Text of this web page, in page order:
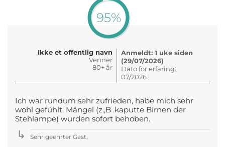
95%
Ikke et offentlig navn
Venner
80+ år
Anmeldt: 1 uke siden
(29/07/2026)
Dato for erfaring:
07/2026
Ich war rundum sehr zufrieden, habe mich sehr
wohl gefühlt. Mängel (z.,B .kaputte Birnen der
Stehlampe) wurden sofort behoben.
Sehr geehrter Gast,